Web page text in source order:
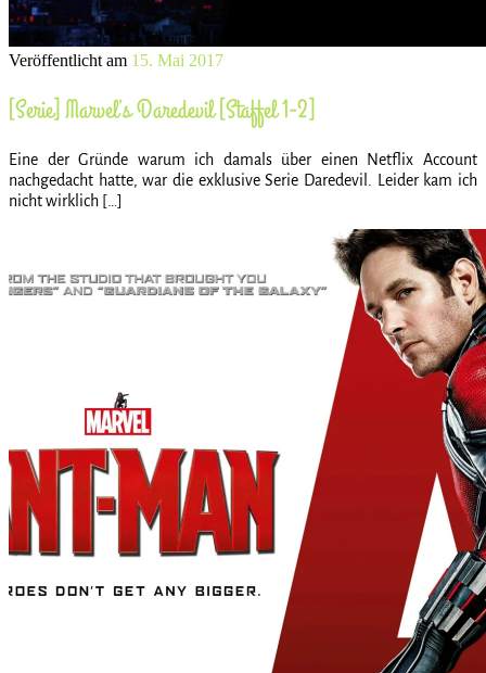
Veröffentlicht am 15. Mai 2017
[Serie] Marvel’s Daredevil [Staffel 1-2]
Eine der Gründe warum ich damals über einen Netflix Account
nachgedacht hatte, war die exklusive Serie Daredevil. Leider kam ich
nicht wirklich […]